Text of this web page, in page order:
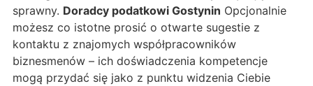
sprawny. Doradcy podatkowi Gostynin Opcjonalnie
możesz co istotne prosić o otwarte sugestie z
kontaktu z znajomych współpracowników
biznesmenów – ich doświadczenia kompetencje
mogą przydać się jako z punktu widzenia Ciebie